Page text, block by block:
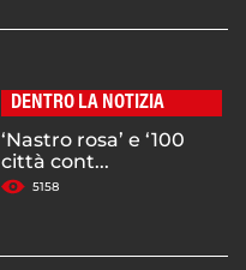
DENTRO LA NOTIZIA
‘Nastro rosa’ e ‘100
città cont...
5158